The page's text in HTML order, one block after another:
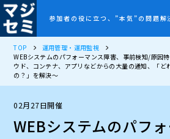
参加者の役に立つ、”本気”の問題解
TOP
運用管理・運用監視
WEBシステムのパフォーマンス障害、事前検知/原因
ウド、コンテナ、アプリなどからの大量の通知、「ど
の？」を解決〜
02月27日開催
WEBシステムのパフ